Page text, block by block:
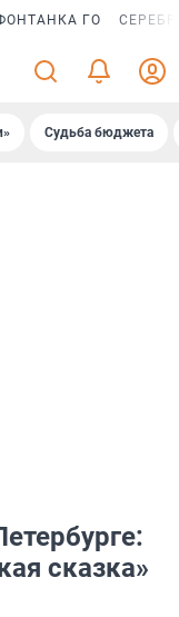
ГО
Судьба бюджета
сказка»